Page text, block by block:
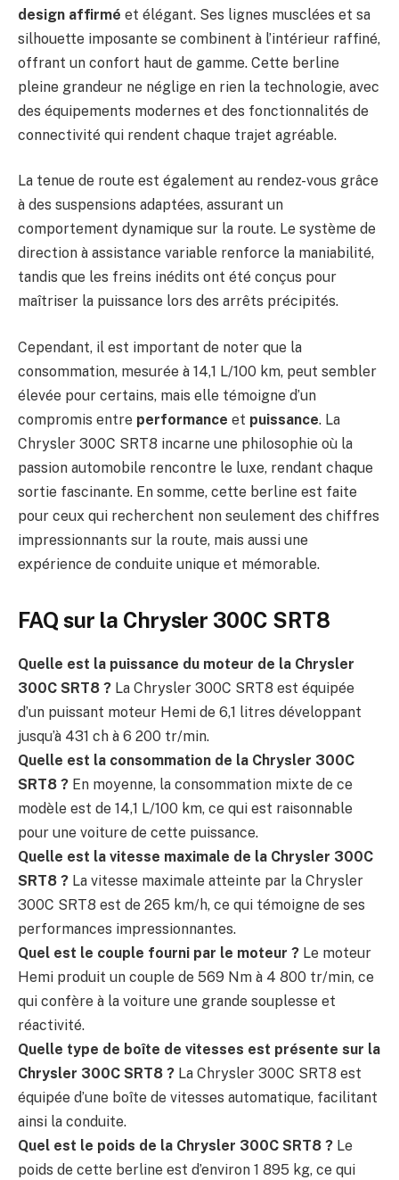
design affirmé et élégant. Ses lignes musclées et sa
silhouette imposante se combinent à l’intérieur raffiné,
offrant un confort haut de gamme. Cette berline
pleine grandeur ne néglige en rien la technologie, avec
des équipements modernes et des fonctionnalités de
connectivité qui rendent chaque trajet agréable.
La tenue de route est également au rendez-vous grâce
à des suspensions adaptées, assurant un
comportement dynamique sur la route. Le système de
direction à assistance variable renforce la maniabilité,
tandis que les freins inédits ont été conçus pour
maîtriser la puissance lors des arrêts précipités.
Cependant, il est important de noter que la
consommation, mesurée à 14,1 L/100 km, peut sembler
élevée pour certains, mais elle témoigne d’un
compromis entre performance et puissance. La
Chrysler 300C SRT8 incarne une philosophie où la
passion automobile rencontre le luxe, rendant chaque
sortie fascinante. En somme, cette berline est faite
pour ceux qui recherchent non seulement des chiffres
impressionnants sur la route, mais aussi une
expérience de conduite unique et mémorable.
FAQ sur la Chrysler 300C SRT8
Quelle est la puissance du moteur de la Chrysler
300C SRT8 ? La Chrysler 300C SRT8 est équipée
d’un puissant moteur Hemi de 6,1 litres développant
jusqu’à 431 ch à 6 200 tr/min.
Quelle est la consommation de la Chrysler 300C
SRT8 ? En moyenne, la consommation mixte de ce
modèle est de 14,1 L/100 km, ce qui est raisonnable
pour une voiture de cette puissance.
Quelle est la vitesse maximale de la Chrysler 300C
SRT8 ? La vitesse maximale atteinte par la Chrysler
300C SRT8 est de 265 km/h, ce qui témoigne de ses
performances impressionnantes.
Quel est le couple fourni par le moteur ? Le moteur
Hemi produit un couple de 569 Nm à 4 800 tr/min, ce
qui confère à la voiture une grande souplesse et
réactivité.
Quelle type de boîte de vitesses est présente sur la
Chrysler 300C SRT8 ? La Chrysler 300C SRT8 est
équipée d’une boîte de vitesses automatique, facilitant
ainsi la conduite.
Quel est le poids de la Chrysler 300C SRT8 ? Le
poids de cette berline est d’environ 1 895 kg, ce qui